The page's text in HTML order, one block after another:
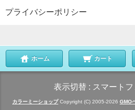
プライバシーポリシー
ホーム カート
表示切替 : スマート
カラーミーショップCopyright (C) 2005-2026 GMO